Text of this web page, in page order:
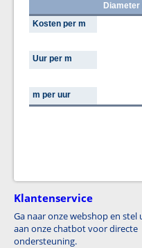
Diameter
Kosten per m
Uur per m
m per uur
Klantenservice
Ga naar onze webshop en stel
aan onze chatbot voor directe
ondersteuning.